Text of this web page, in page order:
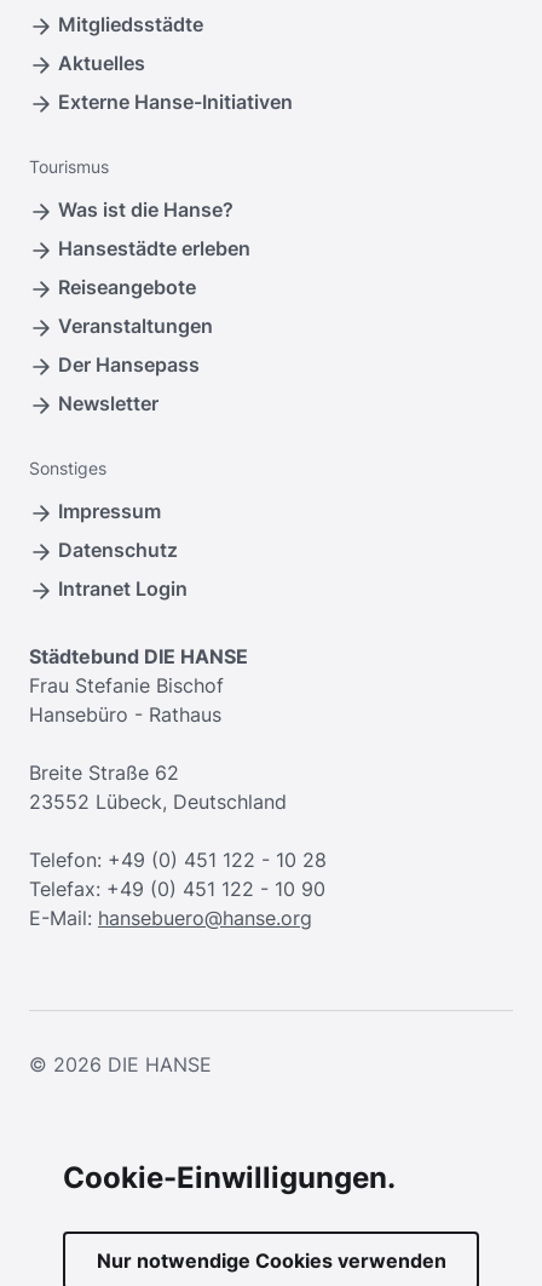
Cookie-Einwilligungen.
Nur notwendige Cookies verwenden
Mitgliedsstädte
Aktuelles
Externe Hanse-Initiativen
Tourismus
Was ist die Hanse?
Hansestädte erleben
Reiseangebote
Veranstaltungen
Der Hansepass
Newsletter
Sonstiges
Impressum
Datenschutz
Intranet Login
Städtebund DIE HANSE
Frau Stefanie Bischof
Hansebüro - Rathaus
Breite Straße 62
23552 Lübeck, Deutschland
Telefon: +49 (0) 451 122 - 10 28
Telefax: +49 (0) 451 122 - 10 90
E-Mail: hansebuero@hanse.org
© 2026 DIE HANSE